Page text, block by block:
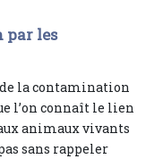
par les
la contamination
l’on connaît le lien
animaux vivants
sans rappeler